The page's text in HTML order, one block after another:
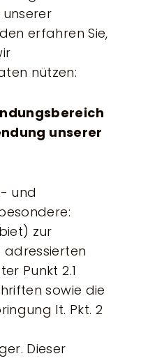
erfahren Sie,
nützen:
unserer
und
zur
Punkt 2.1
sowie die
lt. Pkt. 2
Dieser